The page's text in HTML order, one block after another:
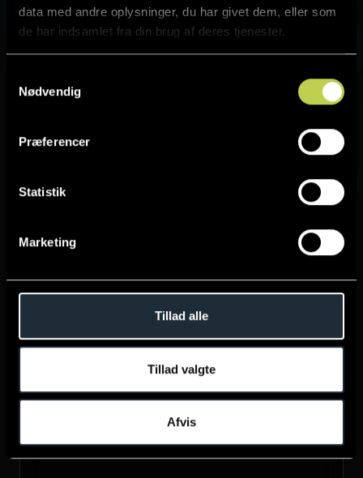
data med andre oplysninger, du har givet dem, eller som
de har indsamlet fra din brug af deres tjenester.
Nødvendig
Præferencer
Statistik
Marketing
Tillad alle
Tillad valgte
Afvis
Inhouse-fornemmelse, ekstern power – og det
Kan opsiges månedligt
Ingen lange kontrakter. Du bliver, fordi du er
tilfreds, ikke fordi du skal.